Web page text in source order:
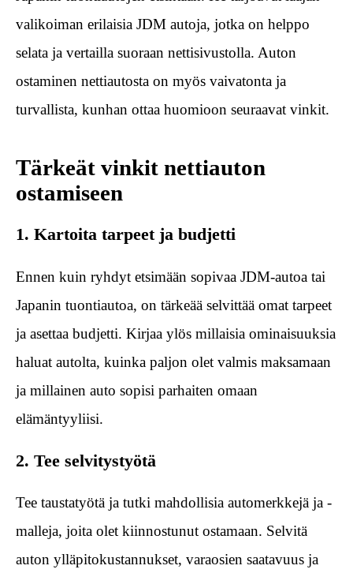
valikoiman erilaisia JDM autoja, jotka on helppo
selata ja vertailla suoraan nettisivustolla. Auton
ostaminen nettiautosta on myös vaivatonta ja
turvallista, kunhan ottaa huomioon seuraavat vinkit.
Tärkeät vinkit nettiauton
ostamiseen
1. Kartoita tarpeet ja budjetti
Ennen kuin ryhdyt etsimään sopivaa JDM-autoa tai
Japanin tuontiautoa, on tärkeää selvittää omat tarpeet
ja asettaa budjetti. Kirjaa ylös millaisia ominaisuuksia
haluat autolta, kuinka paljon olet valmis maksamaan
ja millainen auto sopisi parhaiten omaan
elämäntyyliisi.
2. Tee selvitystyötä
Tee taustatyötä ja tutki mahdollisia automerkkejä ja -
malleja, joita olet kiinnostunut ostamaan. Selvitä
auton ylläpitokustannukset, varaosien saatavuus ja